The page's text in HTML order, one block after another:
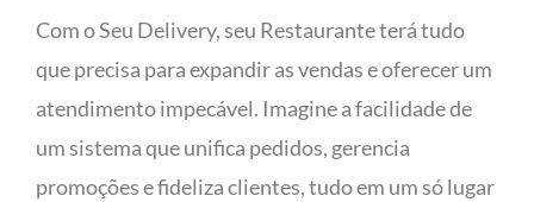
Com o Seu Delivery, seu Restaurante terá tudo
que precisa para expandir as vendas e oferecer um
atendimento impecável. Imagine a facilidade de
um sistema que unifica pedidos, gerencia
promoções e fideliza clientes, tudo em um só lugar